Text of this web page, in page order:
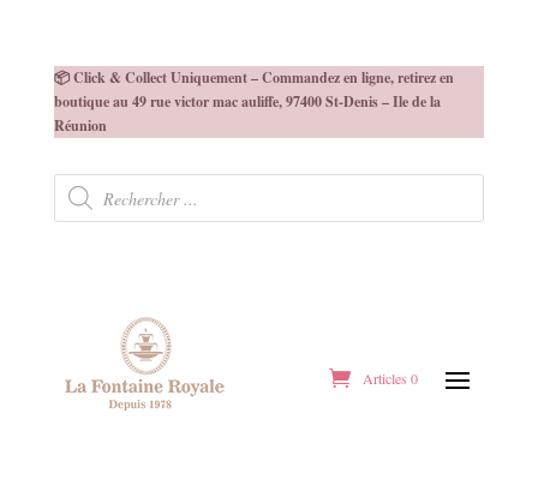
📦 Click & Collect Uniquement – Commandez en ligne, retirez en
boutique au 49 rue victor mac auliffe, 97400 St-Denis – Ile de la
Réunion
Recherche
produits
Articles 0